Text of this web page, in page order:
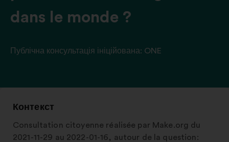
dans le monde ?
Публічна консультація ініційована: ONE
Контекст
Consultation citoyenne réalisée par Make.org du
2021-11-29 au 2022-01-16, autour de la question: